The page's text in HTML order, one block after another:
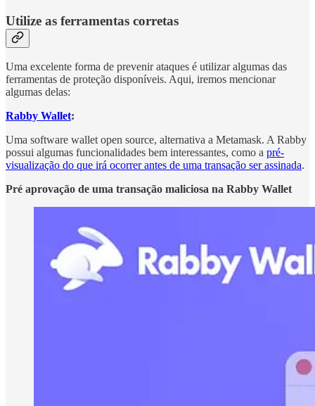
Utilize as ferramentas corretas
Uma excelente forma de prevenir ataques é utilizar algumas das
ferramentas de proteção disponíveis. Aqui, iremos mencionar
algumas delas:
Rabby Wallet:
Uma software wallet open source, alternativa a Metamask. A Rabby
possui algumas funcionalidades bem interessantes, como a pré-
visualização do que irá ocorrer antes de uma transação ser assinada.
Pré aprovação de uma transação maliciosa na Rabby Wallet